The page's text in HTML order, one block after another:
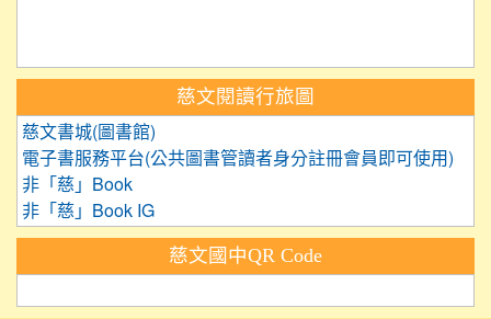
慈文閱讀行旅圖
慈文書城(圖書館)
電子書服務平台(公共圖書管讀者身分註冊會員即可使用)
非「慈」Book
非「慈」Book IG
慈文國中QR Code